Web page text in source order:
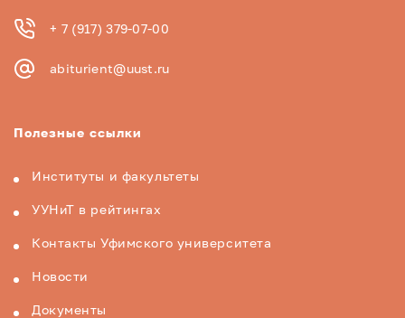
+ 7 (917) 379-07-00
abiturient@uust.ru
Полезные ссылки
Институты и факультеты
УУНиТ в рейтингах
Контакты Уфимского университета
Новости
Документы